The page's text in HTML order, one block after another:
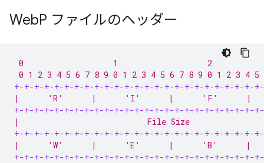
WebP ファイルのヘッダー
0                   1                   2
0 1 2 3 4 5 6 7 8 9 0 1 2 3 4 5 6 7 8 9 0 1 2 3 4 5
+-+-+-+-+-+-+-+-+-+-+-+-+-+-+-+-+-+-+-+-+-+-+-+-
|      'R'      |      'I'      |      'F'      |
+-+-+-+-+-+-+-+-+-+-+-+-+-+-+-+-+-+-+-+-+-+-+-+-
|                           File Size
+-+-+-+-+-+-+-+-+-+-+-+-+-+-+-+-+-+-+-+-+-+-+-+-
|      'W'      |      'E'      |      'B'      |
+-+-+-+-+-+-+-+-+-+-+-+-+-+-+-+-+-+-+-+-+-+-+-+-